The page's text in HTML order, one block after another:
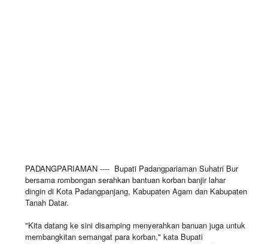
PADANGPARIAMAN ---- Bupati Padangpariaman Suhatri Bur
bersama rombongan serahkan bantuan korban banjir lahar
dingin di Kota Padangpanjang, Kabupaten Agam dan Kabupaten
Tanah Datar.
"Kita datang ke sini disamping menyerahkan banuan juga untuk
membangkitan semangat para korban," kata Bupati